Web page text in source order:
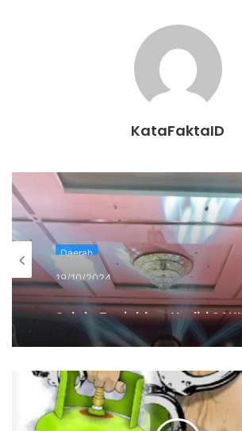
Mewakili masyarakat Kabupaten PALI,
terima kasih atas dedikasi terutama pada
penanganan pandemi Covid-19 di
dan juga tak lupa kami sampaikan
“Kami ucapkan selamat bertugas di
semoga mendapatkan segala kemudahan
sambungnya.
Sementara itu, Bupati Muara Enim, Dr.
MM, menuturkan bahwasannya
yang erat tetap terpelihara dengan
Muara Enim, sehingga menjadikan
perjalanan karir ke jenjang yang lebih
“Kami selaku pribadi dan mewakili
Muara Enim mengucapkan apreasiasi
KataFaktaID
Daerah
19/10/2024
Sekda Tanjabbar Hadiri
2024